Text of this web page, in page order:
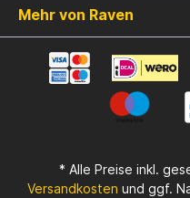
Mehr von Raven
* Alle Preise inkl.
Versandkosten und ggf.